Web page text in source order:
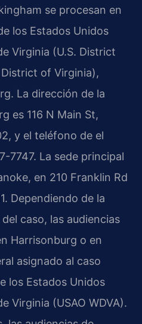
se procesan en
los Estados Unidos
Virginia (U.S. District
of Virginia),
La dirección de la
es 116 N Main St,
y el teléfono de el
7747. La sede principal
en 210 Franklin Rd
Dependiendo de la
caso, las audiencias
Harrisonburg o en
asignado al caso
los Estados Unidos
Virginia (USAO WDVA).